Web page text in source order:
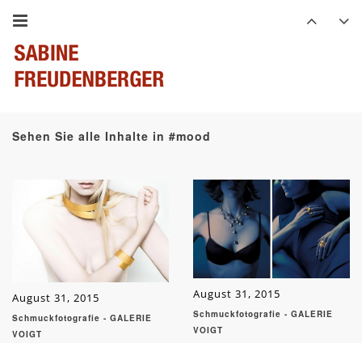
Sehen Sie alle Inhalte in #mood
August 31, 2015
Schmuckfotografie - GALERIE
VOIGT
August 31, 2015
Schmuckfotografie - GALERIE
VOIGT